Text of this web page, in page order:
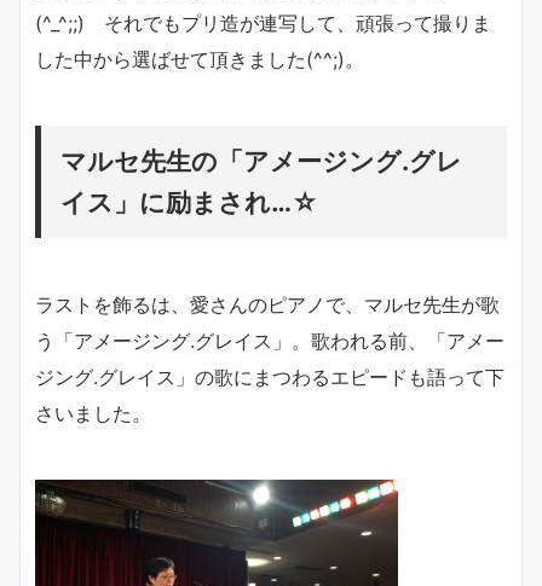
(^_^;;) それでもプリ造が連写して、頑張って撮りま
した中から選ばせて頂きました(^^;)。
マルセ先生の「アメージング.グレ
イス」に励まされ…☆
ラストを飾るは、愛さんのピアノで、マルセ先生が歌
う「アメージング.グレイス」。歌われる前、「アメー
ジング.グレイス」の歌にまつわるエピードも語って下
さいました。